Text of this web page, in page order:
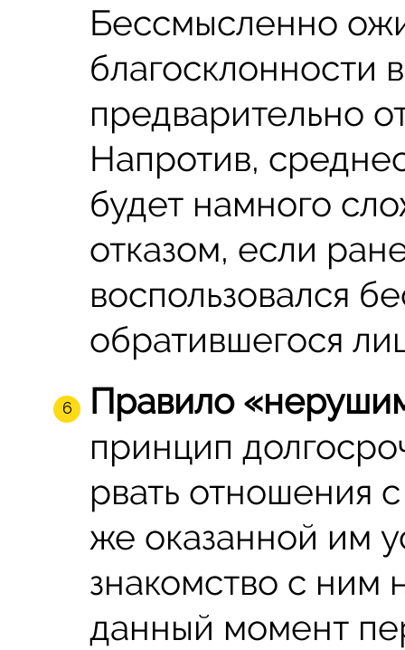
Бессмысленно
благосклонности
предварительно
Напротив,
будет намного
отказом, если
воспользовался
обратившегося
Правило
принцип
рвать отношения
же оказанной им
знакомство с ним
данный момент